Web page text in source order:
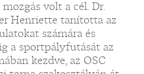
volt a cél. Dr.
Henriette tanította az
számára és
a sportpályfutását az
kezdve, az OSC